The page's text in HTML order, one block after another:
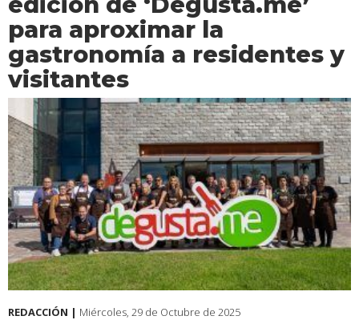
para aproximar la
gastronomía a residentes y
visitantes
REDACCIÓN | Miércoles, 29 de Octubre de 2025